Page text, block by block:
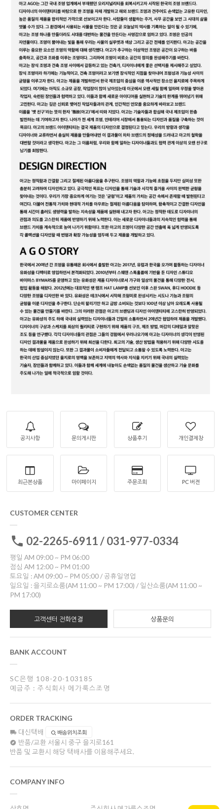
공지사항 문의게시판 상품후기 개인결제창
최근본상품 마이페이지 주문조회 PC 버젼
CUSTOMER CENTER
02-2265-6911 / 031-977-0334
평일 AM 09:00 ~ PM 06:00
점심 AM 12:00 ~ PM 01:00
토요일 : AM 09:00 ~ PM 05:00 / 공휴일영업
일요일 : 을지로쇼룸(AM 11:00 ~ PM 17:00) / 일산쇼룸(AM 11:00 ~
PM 17:00)
고객센터 전화연결 상품문의
BANK ACCOUNT
SC은행 108-20-103185
예금주 : 주식회사 메가룩스조명
ORDER TRACKING
대신택배 배송위치조회
반품/교환 서울시 중구 을지로161
반품 및 교환시 해당 택배사를 이용해주세요.
COMPANY INFO